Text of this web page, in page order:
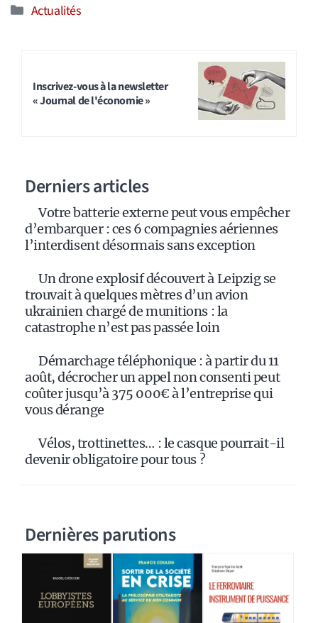
Catégories
Actualités
Inscrivez-vous à la newsletter
« Journal de l'économie »
Derniers articles
Votre batterie externe peut vous empêcher
d’embarquer : ces 6 compagnies aériennes
l’interdisent désormais sans exception
Un drone explosif découvert à Leipzig se
trouvait à quelques mètres d’un avion
ukrainien chargé de munitions : la
catastrophe n’est pas passée loin
Démarchage téléphonique : à partir du 11
août, décrocher un appel non consenti peut
coûter jusqu’à 375 000€ à l’entreprise qui
vous dérange
Vélos, trottinettes… : le casque pourrait-il
devenir obligatoire pour tous ?
Dernières parutions